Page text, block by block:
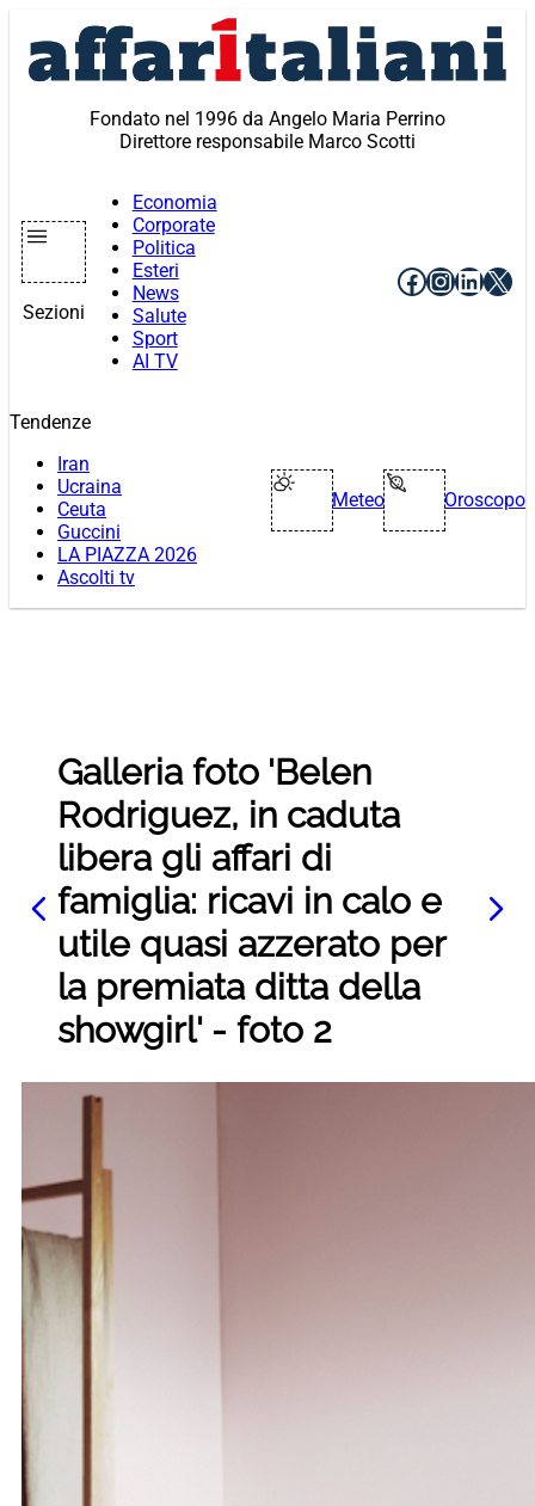
contenuto
Fondato nel 1996 da Angelo Maria Perrino
Direttore responsabile Marco Scotti
Sezioni
Economia
Corporate
Politica
Esteri
News
Salute
Sport
AI TV
Facebook
X
Tendenze
Iran
Ucraina
Ceuta
Guccini
LA PIAZZA 2026
Ascolti tv
Meteo Oroscopo
Galleria foto 'Belen
Rodriguez, in caduta
libera gli affari di
famiglia: ricavi in calo e
utile quasi azzerato per
la premiata ditta della
showgirl' - foto 2